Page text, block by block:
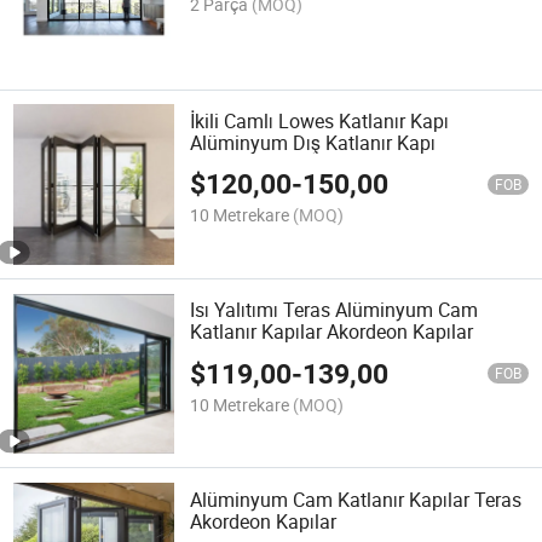
İkili Camlı Lowes Katlanır Kapı
Alüminyum Dış Katlanır Kapı
$120,00-150,00 FOB
10 Metrekare (MOQ)
Isı Yalıtımı Teras Alüminyum Cam
Katlanır Kapılar Akordeon Kapılar
$119,00-139,00 FOB
10 Metrekare (MOQ)
Alüminyum Cam Katlanır Kapılar Teras
Akordeon Kapılar